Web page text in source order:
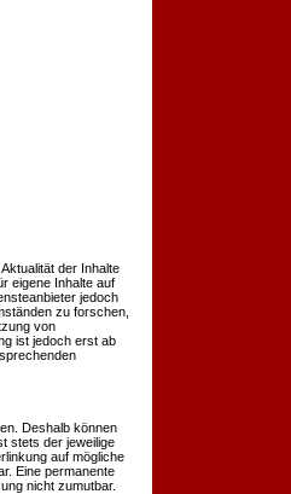
der Inhalte
eigene Inhalte auf
jedoch
zu forschen,
von
ist jedoch erst ab
Deshalb können
stets der jeweilige
auf mögliche
Eine permanente
nicht zumutbar.